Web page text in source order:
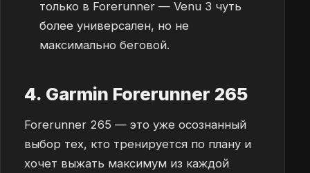
только в Forerunner — Venu 3 чуть
более универсален, но не
максимально беговой.
4. Garmin Forerunner 265
Forerunner 265 — это уже осознанный
выбор тех, кто тренируется по плану и
хочет выжать максимум из каждой